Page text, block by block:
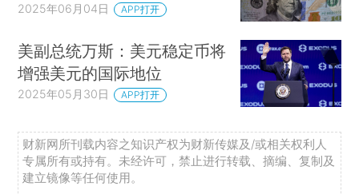
2025年06月04日 APP打开
美副总统万斯：美元稳定币将
增强美元的国际地位
2025年05月30日 APP打开
财新网所刊载内容之知识产权为财新传媒及/或相关权利人
专属所有或持有。未经许可，禁止进行转载、摘编、复制及
建立镜像等任何使用。